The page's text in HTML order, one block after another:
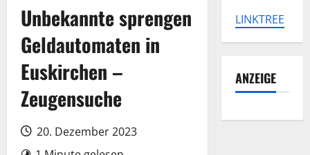
Unbekannte sprengen
Geldautomaten in
Euskirchen –
Zeugensuche
20. Dezember 2023
LINKTREE
ANZEIGE